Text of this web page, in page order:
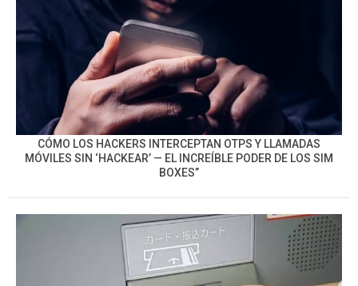
CÓMO LOS HACKERS INTERCEPTAN OTPS Y LLAMADAS
MÓVILES SIN ‘HACKEAR’ — EL INCREÍBLE PODER DE LOS SIM
BOXES”